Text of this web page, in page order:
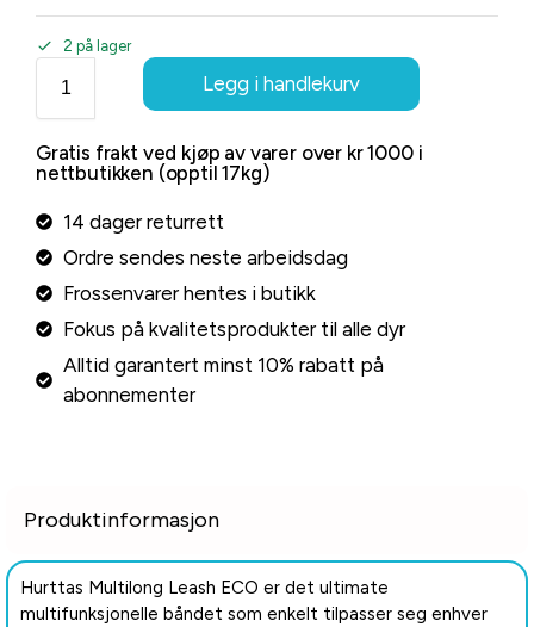
2 på lager
Legg i handlekurv
Gratis frakt ved kjøp av varer over kr 1000 i
nettbutikken (opptil 17kg)
14 dager returrett
Ordre sendes neste arbeidsdag
Frossenvarer hentes i butikk
Fokus på kvalitetsprodukter til alle dyr
Alltid garantert minst 10% rabatt på
abonnementer
Produktinformasjon
Hurttas Multilong Leash ECO er det ultimate
multifunksjonelle båndet som enkelt tilpasser seg enhver